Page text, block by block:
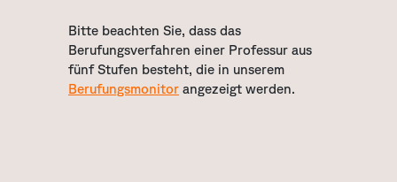
Bitte beachten Sie, dass das
Berufungsverfahren einer Professur aus
fünf Stufen besteht, die in unserem
Berufungsmonitor angezeigt werden.